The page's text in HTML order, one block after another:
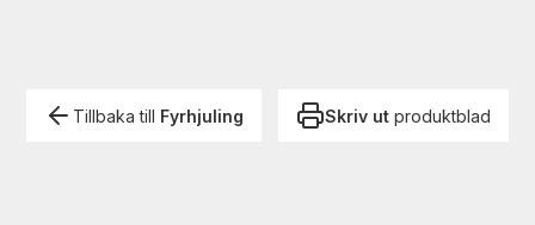
Tillbaka till Fyrhjuling Skriv utproduktblad